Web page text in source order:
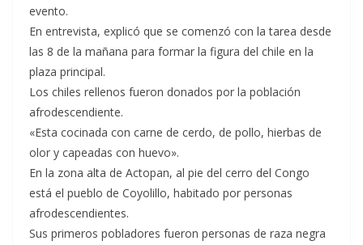
evento.
En entrevista, explicó que se comenzó con la tarea desde
las 8 de la mañana para formar la figura del chile en la
plaza principal.
Los chiles rellenos fueron donados por la población
afrodescendiente.
«Esta cocinada con carne de cerdo, de pollo, hierbas de
olor y capeadas con huevo».
En la zona alta de Actopan, al pie del cerro del Congo
está el pueblo de Coyolillo, habitado por personas
afrodescendientes.
Sus primeros pobladores fueron personas de raza negra